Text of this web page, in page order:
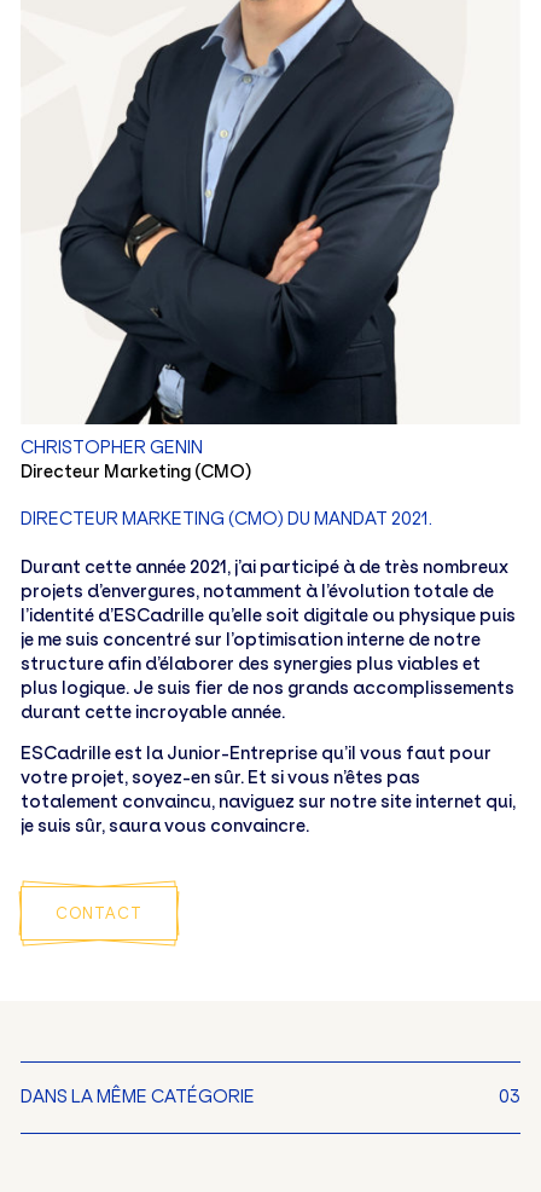
CHRISTOPHER GENIN
Directeur Marketing (CMO)
DIRECTEUR MARKETING (CMO) DU MANDAT 2021.
Durant cette année 2021, j’ai participé à de très nombreux
projets d’envergures, notamment à l’évolution totale de
l’identité d’ESCadrille qu’elle soit digitale ou physique puis
je me suis concentré sur l’optimisation interne de notre
structure afin d’élaborer des synergies plus viables et
plus logique. Je suis fier de nos grands accomplissements
durant cette incroyable année.
ESCadrille est la Junior-Entreprise qu’il vous faut pour
votre projet, soyez-en sûr. Et si vous n’êtes pas
totalement convaincu, naviguez sur notre site internet qui,
je suis sûr, saura vous convaincre.
CONTACT
DANS LA MÊME CATÉGORIE 03